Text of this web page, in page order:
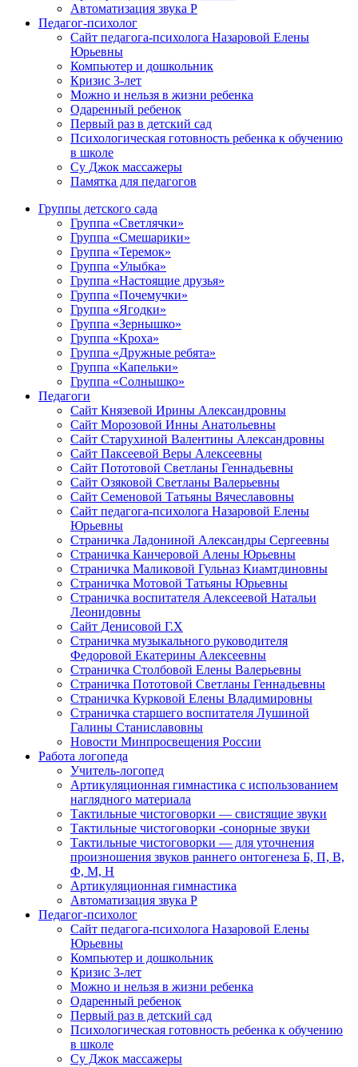
Автоматизация звука Р
Педагог-психолог
Сайт педагога-психолога Назаровой Елены
Юрьевны
Компьютер и дошкольник
Кризис 3-лет
Можно и нельзя в жизни ребенка
Одаренный ребенок
Первый раз в детский сад
Психологическая готовность ребенка к обучению
в школе
Су Джок массажеры
Памятка для педагогов
Группы детского сада
Группа «Светлячки»
Группа «Смешарики»
Группа «Теремок»
Группа «Улыбка»
Группа «Настоящие друзья»
Группа «Почемучки»
Группа «Ягодки»
Группа «Зернышко»
Группа «Кроха»
Группа «Дружные ребята»
Группа «Капельки»
Группа «Солнышко»
Педагоги
Сайт Князевой Ирины Александровны
Сайт Морозовой Инны Анатольевны
Сайт Старухиной Валентины Александровны
Сайт Паксеевой Веры Алексеевны
Сайт Пототовой Светланы Геннадьевны
Сайт Озяковой Светланы Валерьевны
Сайт Семеновой Татьяны Вячеславовны
Сайт педагога-психолога Назаровой Елены
Юрьевны
Страничка Ладониной Александры Сергеевны
Страничка Канчеровой Алены Юрьевны
Страничка Маликовой Гульназ Киамтдиновны
Страничка Мотовой Татьяны Юрьевны
Cтраничка воспитателя Алексеевой Натальи
Леонидовны
Сайт Денисовой Г.Х
Страничка музыкального руководителя
Федоровой Екатерины Алексеевны
Страничка Столбовой Елены Валерьевны
Страничка Пототовой Светланы Геннадьевны
Страничка Курковой Елены Владимировны
Страничка старшего воспитателя Лушиной
Галины Станиславовны
Новости Минпросвещения России
Работа логопеда
Учитель-логопед
Артикуляционная гимнастика с использованием
наглядного материала
Тактильные чистоговорки — свистящие звуки
Тактильные чистоговорки -сонорные звуки
Тактильные чистоговорки — для уточнения
произношения звуков раннего онтогенеза Б, П, В,
Ф, М, Н
Артикуляционная гимнастика
Автоматизация звука Р
Педагог-психолог
Сайт педагога-психолога Назаровой Елены
Юрьевны
Компьютер и дошкольник
Кризис 3-лет
Можно и нельзя в жизни ребенка
Одаренный ребенок
Первый раз в детский сад
Психологическая готовность ребенка к обучению
в школе
Су Джок массажеры